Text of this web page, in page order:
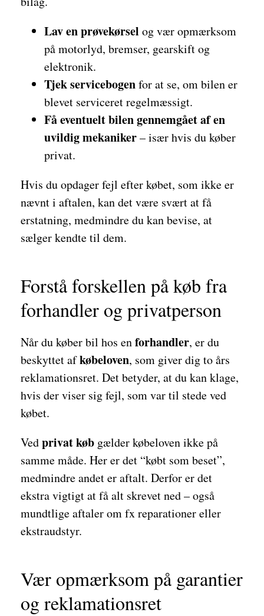
Lav en prøvekørsel og vær opmærksom
på motorlyd, bremser, gearskift og
elektronik.
Tjek servicebogenfor at se, om bilen er
blevet serviceret regelmæssigt.
Få eventuelt bilen gennemgået af en
uvildig mekaniker– især hvis du køber
privat.
Hvis du opdager fejl efter købet, som ikke er
nævnt i aftalen, kan det være svært at få
erstatning, medmindre du kan bevise, at
sælger kendte til dem.
Forstå forskellen på køb fra
forhandler og privatperson
Når du køber bil hos enforhandler, er du
beskyttet afkøbeloven, som giver dig to års
reklamationsret. Det betyder, at du kan klage,
hvis der viser sig fejl, som var til stede ved
købet.
Vedprivat køb gælder købeloven ikke på
samme måde. Her er det “købt som beset”,
medmindre andet er aftalt. Derfor er det
ekstra vigtigt at få alt skrevet ned – også
mundtlige aftaler om fx reparationer eller
ekstraudstyr.
Vær opmærksom på garantier
og reklamationsret